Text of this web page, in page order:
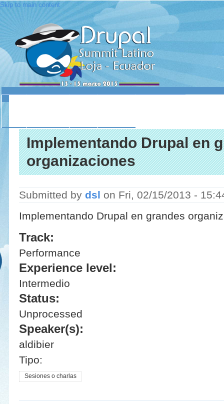
Skip to main content
Implementando Drupal en
organizaciones
Submitted by dsl on Fri, 02/15/2013 -
Implementando Drupal en grandes
Track:
Performance
Experience level:
Intermedio
Status:
Unprocessed
Speaker(s):
aldibier
Tipo:
Sesiones o charlas